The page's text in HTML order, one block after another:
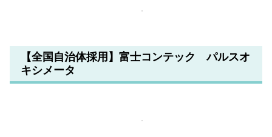
【全国自治体採用】富士コンテック パルスオ
キシメータ